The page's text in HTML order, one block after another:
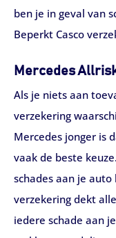
ben je in geval van
Beperkt Casco
Mercedes
Als je niets aan
verzekering
Mercedes jonger is
vaak de beste
schades aan je
verzekering dekt
iedere schade aan